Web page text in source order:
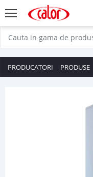
PRODUCATORI PRODUSE